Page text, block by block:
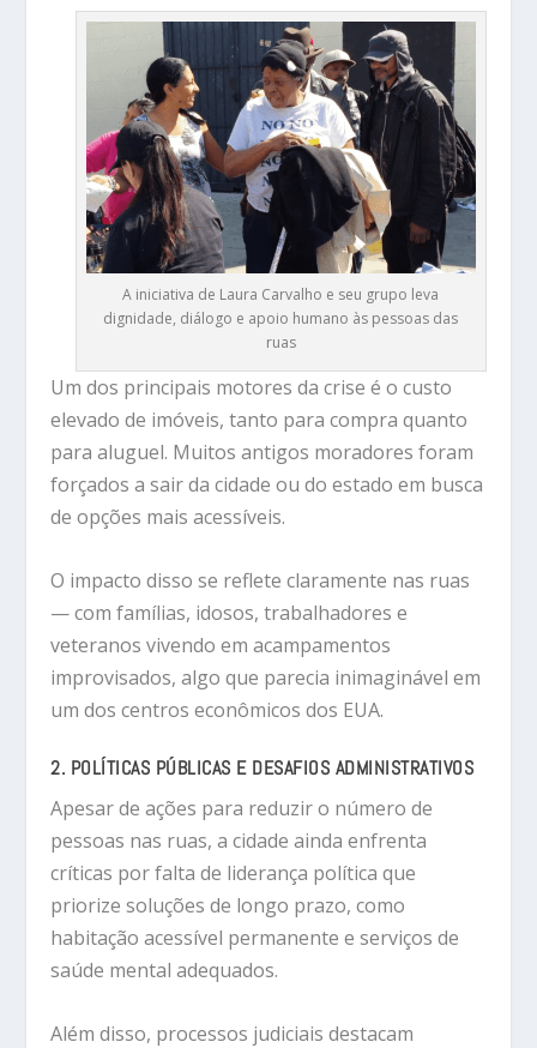
A iniciativa de Laura Carvalho e seu grupo leva
dignidade, diálogo e apoio humano às pessoas das
ruas
Um dos principais motores da crise é o custo
elevado de imóveis, tanto para compra quanto
para aluguel. Muitos antigos moradores foram
forçados a sair da cidade ou do estado em busca
de opções mais acessíveis.
O impacto disso se reflete claramente nas ruas
— com famílias, idosos, trabalhadores e
veteranos vivendo em acampamentos
improvisados, algo que parecia inimaginável em
um dos centros econômicos dos EUA.
2. POLÍTICAS PÚBLICAS E DESAFIOS ADMINISTRATIVOS
Apesar de ações para reduzir o número de
pessoas nas ruas, a cidade ainda enfrenta
críticas por falta de liderança política que
priorize soluções de longo prazo, como
habitação acessível permanente e serviços de
saúde mental adequados.
Além disso, processos judiciais destacam